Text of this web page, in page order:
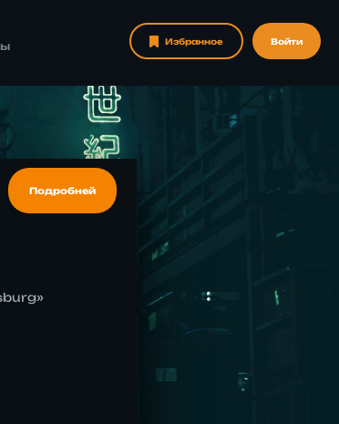
Избранное Войти
Подробней